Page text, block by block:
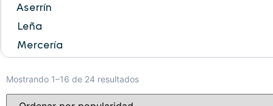
Aserrín
Leña
Mercería
Mostrando 1–16 de 24 resultados